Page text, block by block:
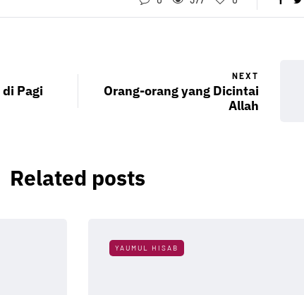
Pagi
NEXT
Orang-orang yang Dicintai
Allah
Related posts
YAUMUL HISAB